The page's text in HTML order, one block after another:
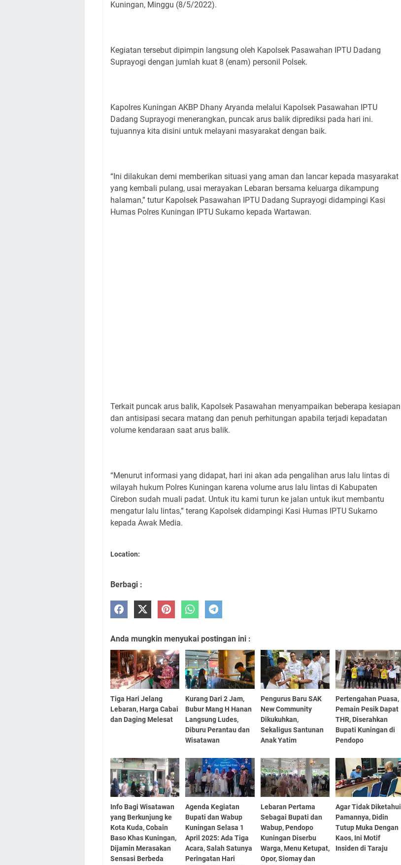
Kuningan, Minggu (8/5/2022).
Kegiatan tersebut dipimpin langsung oleh Kapolsek Pasawahan IPTU Dadang
Suprayogi dengan jumlah kuat 8 (enam) personil Polsek.
Kapolres Kuningan AKBP Dhany Aryanda melalui Kapolsek Pasawahan IPTU
Dadang Suprayogi menerangkan, puncak arus balik diprediksi pada hari ini.
tujuannya kita disini untuk melayani masyarakat dengan baik.
“Ini dilakukan demi memberikan situasi yang aman dan lancar kepada masyarakat
yang kembali pulang, usai merayakan Lebaran bersama keluarga dikampung
halaman,” tutur Kapolsek Pasawahan IPTU Dadang Suprayogi didampingi Kasi
Humas Polres Kuningan IPTU Sukarno kepada Wartawan.
Terkait puncak arus balik, Kapolsek Pasawahan menyampaikan beberapa kesiapan
dan antisipasi secara matang dan penuh perhitungan apabila terjadi kepadatan
volume kendaraan saat arus balik.
“Menurut informasi yang didapat, hari ini akan ada pengalihan arus lalu lintas di
wilayah hukum Polres Kuningan karena volume arus lalu lintas di Kabupaten
Cirebon sudah muali padat. Untuk itu kami turun ke jalan untuk ikut membantu
mengatur lalu lintas,” terang Kapolsek didampingi Kasi Humas IPTU Sukarno
kepada Awak Media.
Location:
Berbagi :
Anda mungkin menyukai postingan ini :
Tiga Hari Jelang
Lebaran, Harga Cabai
dan Daging Melesat
Kurang Dari 2 Jam,
Bubur Mang H Hanan
Langsung Ludes,
Diburu Perantau dan
Wisatawan
Pengurus Baru SAK
New Community
Dikukuhkan,
Sekaligus Santunan
Anak Yatim
Pertengahan Puasa,
Pemain Pesik Dapat
THR, Diserahkan
Bupati Kuningan di
Pendopo
Info Bagi Wisatawan
yang Berkunjung ke
Kota Kuda, Cobain
Baso Khas Kuningan,
Dijamin Merasakan
Sensasi Berbeda
Agenda Kegiatan
Bupati dan Wabup
Kuningan Selasa 1
April 2025: Ada Tiga
Acara, Salah Satunya
Peringatan Hari
Lebaran Pertama
Sebagai Bupati dan
Wabup, Pendopo
Kuningan Diserbu
Warga, Menu Ketupat,
Opor, Siomay dan
Agar Tidak Diketahui
Pamannya, Didin
Tutup Muka Dengan
Kaos, Ini Motif
Insiden di Taraju